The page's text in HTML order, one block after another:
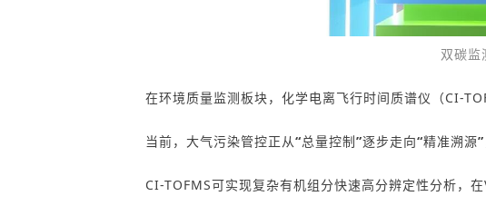
双碳监
在环境质量监测板块， 化学电离飞行时间质谱仪 （CI-
当前，大气污染管控正从“总量控制”逐步走向“精准溯源”
CI-TOFMS可实现复杂有机组分快速高分辨定性分析，在